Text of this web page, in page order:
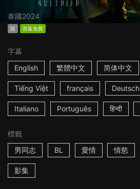
泰國2024
限 首集免費
字幕
English
繁體中文 简体中文
Tiếng Việt français Deutsch
Italiano Português हिन्दी
標籤
男同志
BL 愛情 情慾
影集